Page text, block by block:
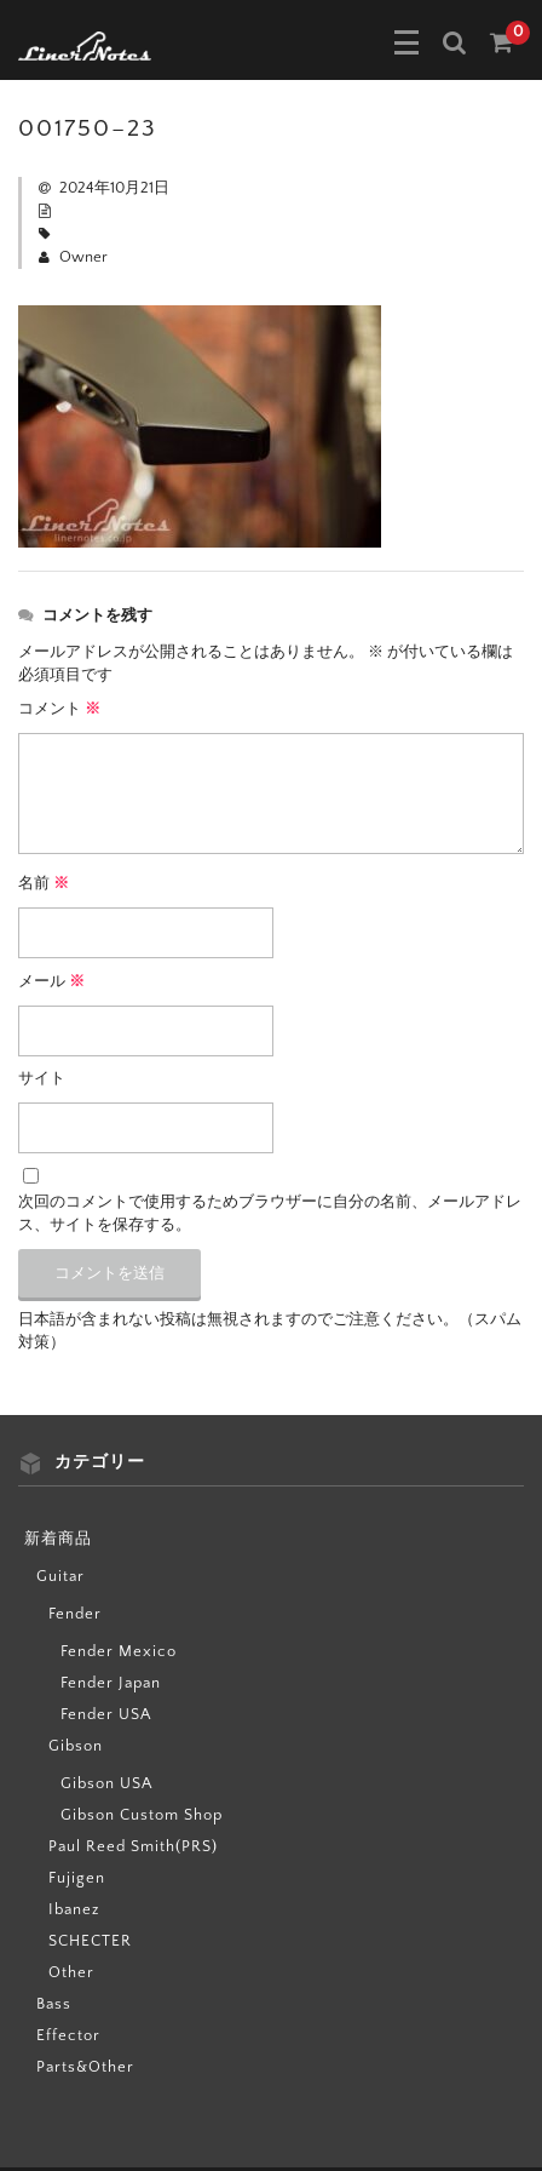
0
001750–23
2024年10月21日
Owner
コメントを残す
メールアドレスが公開されることはありません。 ※ が付いている欄は
必須項目です
コメント ※
名前 ※
メール ※
サイト
次回のコメントで使用するためブラウザーに自分の名前、メールアドレ
ス、サイトを保存する。
日本語が含まれない投稿は無視されますのでご注意ください。（スパム
対策）
カテゴリー
新着商品
Guitar
Fender
Fender Mexico
Fender Japan
Fender USA
Gibson
Gibson USA
Gibson Custom Shop
Paul Reed Smith(PRS)
Fujigen
Ibanez
SCHECTER
Other
Bass
Effector
Parts&Other